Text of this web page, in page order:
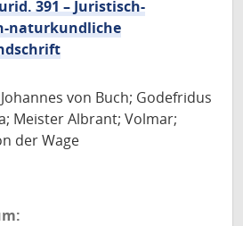
391 – Juristisch-
naturkundliche
von Buch; Godefridus
Meister Albrant; Volmar;
der Wage